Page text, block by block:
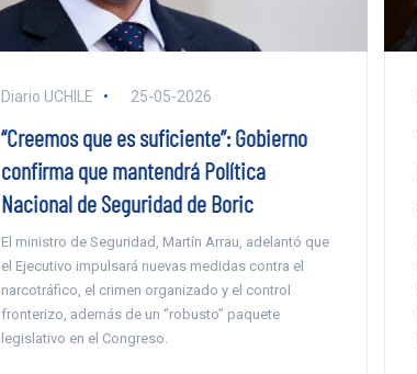
Diario UCHILE 25-05-2026
“Creemos que es suficiente”: Gobierno
confirma que mantendrá Política
Nacional de Seguridad de Boric
El ministro de Seguridad, Martín Arrau, adelantó que
el Ejecutivo impulsará nuevas medidas contra el
narcotráfico, el crimen organizado y el control
fronterizo, además de un “robusto” paquete
legislativo en el Congreso.